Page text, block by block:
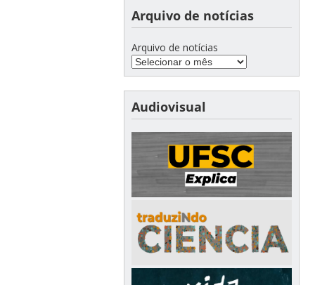
Arquivo de notícias
Arquivo de notícias
Audiovisual